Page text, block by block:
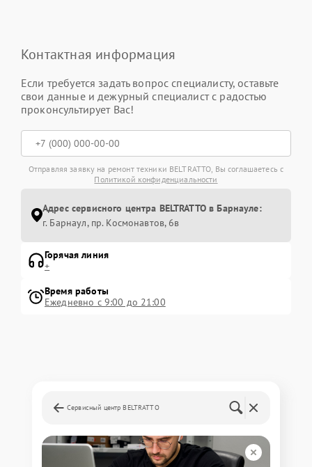
Контактная информация
Если требуется задать вопрос специалисту, оставьте
свои данные и дежурный специалист с радостью
проконсультирует Вас!
Отправляя заявку на ремонт техники BELTRATTO, Вы соглашаетесь с
Политикой конфиденциальности
Адрес сервисного центра BELTRATTO в Барнауле:
г. Барнаул, ​пр. Космонавтов, 6в
Горячая линия
+
Время работы
Ежедневно с 9:00 до 21:00
Сервисный центр BELTRATTO